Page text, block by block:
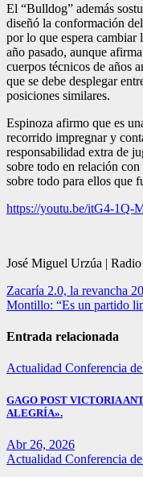
El “Bulldog” además
diseñó la conformación
por lo que espera cambiar
año pasado, aunque
cuerpos técnicos de años
que se debe desplegar
posiciones similares.
Espinoza afirmo que es
recorrido impregnar y
responsabilidad extra de
sobre todo en relación
sobre todo para ellos que
https://youtu.be/itG4-1Q-
José Miguel Urzúa |
Navegación
de
entradas
Zacaría 2.0, la revancha
Montillo: “Es un partido
Entrada relacionada
Actualidad Conferencia
GAGO POST VICTORIA
ALEGRÍA».
Abr 26, 2026
Actualidad Conferencia